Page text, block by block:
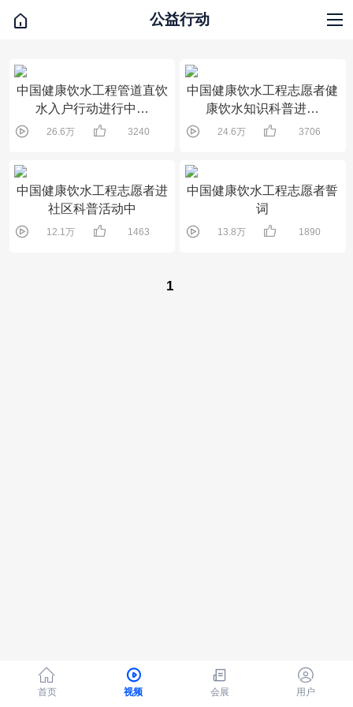
 公益行动
公益行动 企业访谈 专家访谈
中国健康饮水工程管道直饮
水入户行动进行中…
 26.6万  3240
中国健康饮水工程志愿者健
康饮水知识科普进…
 24.6万  3706
中国健康饮水工程志愿者进
社区科普活动中
 12.1万  1463
中国健康饮水工程志愿者誓
词
 13.8万  1890
1

首页

视频

会展

用户